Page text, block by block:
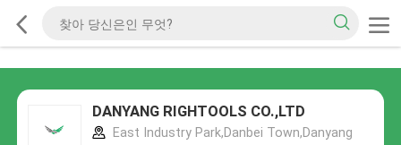
DANYANG RIGHTOOLS CO.,LTD
East Industry Park,Danbei Town,Danyang